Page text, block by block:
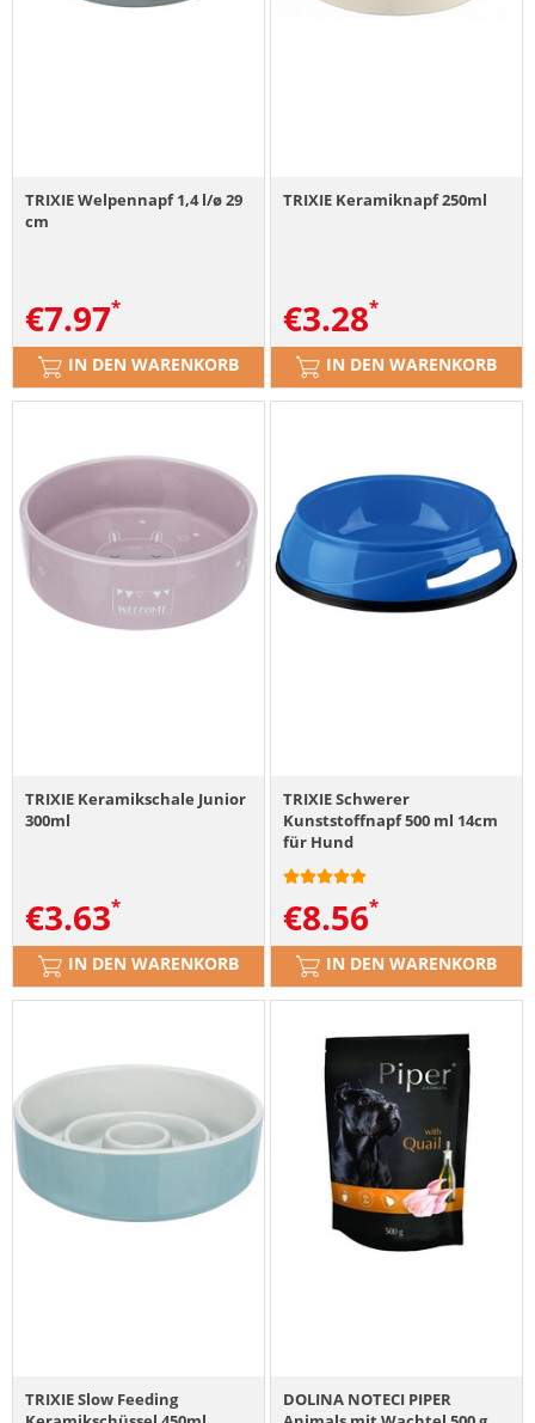
TRIXIE Welpennapf 1,4 l/ø 29
cm
€7.97
IN DEN WARENKORB
TRIXIE Keramiknapf 250ml
€3.28
IN DEN WARENKORB
TRIXIE Keramikschale Junior
300ml
€3.63
IN DEN WARENKORB
TRIXIE Schwerer
Kunststoffnapf 500 ml 14cm
für Hund
€8.56
IN DEN WARENKORB
TRIXIE Slow Feeding
DOLINA NOTECI PIPER